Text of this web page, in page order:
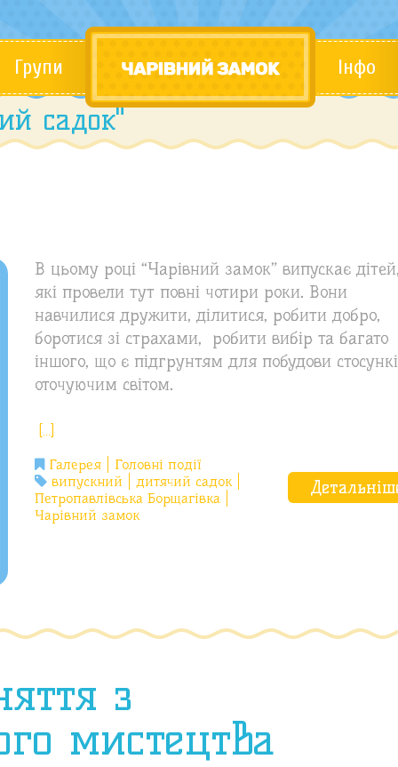
Групи Інфо
садок"
В цьому році “Чарівний замок” випускає
які провели тут повні чотири роки. Вони
навчилися дружити, ділитися, робити добро,
боротися зі страхами, робити вибір та багато
іншого, що є підгрунтям для побудови
оточуючим світом.
[…]
Галерея
Головні події
випускний
дитячий садок
Петропавлівська Борщагівка
Чарівний замок
з
мистецтва